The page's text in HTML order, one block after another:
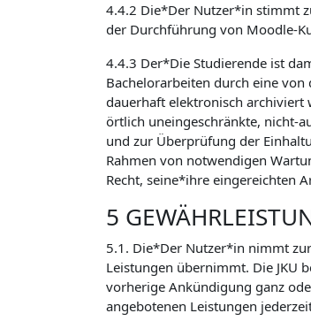
4.4.2 Die*Der Nutzer*in stimmt
der Durchführung von Moodle-
4.4.3 Der*Die Studierende ist
Bachelorarbeiten durch eine
dauerhaft elektronisch archiviert
örtlich uneingeschränkte, nicht-
und zur Überprüfung der
Rahmen von notwendigen
Recht, seine*ihre eingereichten
5
5.1. Die*Der Nutzer*in nimmt
Leistungen übernimmt. Die JKU
vorherige Ankündigung ganz
angebotenen Leistungen